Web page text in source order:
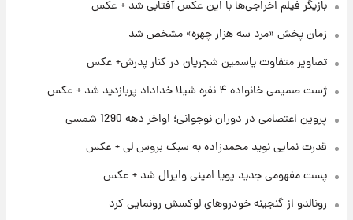
قدرت‌نمایی نظامی چین؛ بمب‌افکن حامل موشک
۲۳ ساعت پیش
کرد
بازیگر فیلم اخراجی‌ها با این عکس آفتابی شد + عکس
زمان پخش «مرد سه هزار چهره» مشخص شد
تصاویر متفاوت یاسمین شجریان در کنار پدرش+ عکس
ژست صمیمی خانواده ۴ نفره شیلا خداداد پربازدید شد + عکس
پروین اعتصامی در دوران نوجوانی؛ اواخر دهه 1290 شمسی
قدرت نمایی نوید محمدزاده به سبک بروس لی + عکس
پست مفهومی جدید پویا امینی وایرال شد + عکس
رونالدو از گنجینه خودروهای لوکسش رونمایی کرد